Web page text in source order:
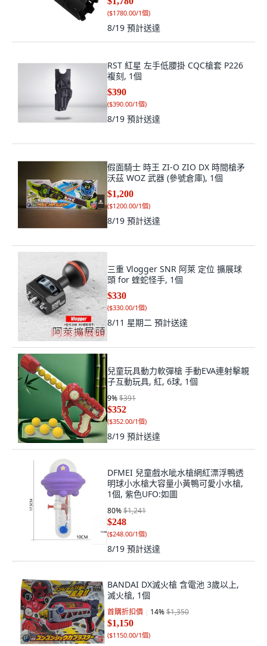
($1780.00/1個)
8/19 預計送達
RST 紅星 左手低腰掛 CQC槍套 P226
複刻, 1個
$390
($390.00/1個)
8/19 預計送達
假面騎士 時王 ZI-O ZIO DX 時間槍矛
沃茲 WOZ 武器 (參號倉庫), 1個
$1,200
($1200.00/1個)
8/19 預計送達
三重 Vlogger SNR 阿萊 定位 擴展球
頭 for 蝰蛇怪手, 1個
$330
($330.00/1個)
8/11 星期二 預計送達
兒童玩具動力軟彈槍 手動EVA連射擊親
子互動玩具, 紅, 6球, 1個
9%$391
$352
($352.00/1個)
8/19 預計送達
DFMEI 兒童戲水呲水槍網紅漂浮鴨透
明球小水槍大容量小黃鴨可愛小水槍,
1個, 紫色UFO:如圖
80%$1,241
$248
($248.00/1個)
8/19 預計送達
BANDAI DX滅火槍 含電池 3歲以上,
滅火槍, 1個
首購折扣價 14%$1,350
$1,150
($1150.00/1個)